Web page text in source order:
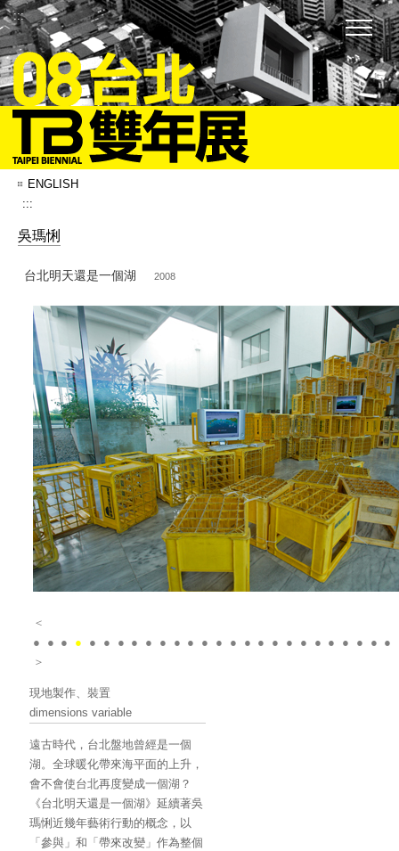
:::
ENGLISH
:::
吳瑪悧
台北明天還是一個湖 2008
＜
●
● ● ● ● ● ● ● ● ● ● ● ● ● ● ● ● ● ● ● ● ● ● ● ● ●
＞
現地製作、裝置
dimensions variable
遠古時代，台北盤地曾經是一個
湖。全球暖化帶來海平面的上升，
會不會使台北再度變成一個湖？
《台北明天還是一個湖》延續著吳
瑪悧近幾年藝術行動的概念，以
「參與」和「帶來改變」作為整個